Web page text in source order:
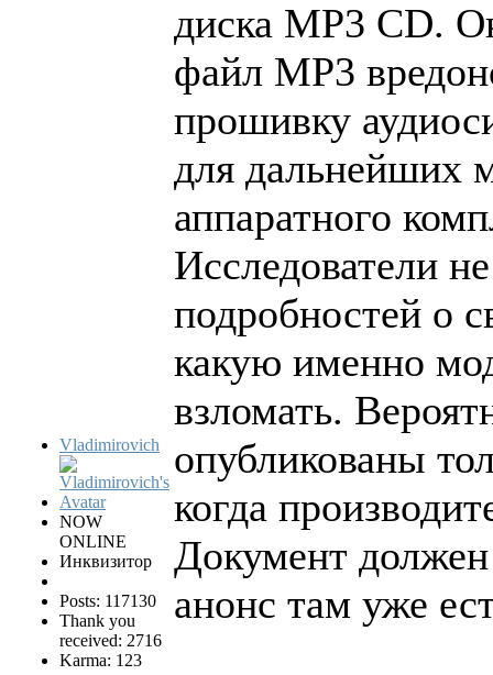
Vladimirovich
NOW
ONLINE
Инквизитор
Posts: 117130
Thank you
received: 2716
Karma: 123
диска MP3 CD.
файл MP3
прошивку
для дальнейших
аппаратного
Исследователи
подробностей о
какую именно
взломать.
опубликованы
когда
Документ должен
анонс там уже